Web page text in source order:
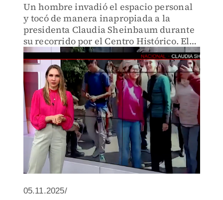
Un hombre invadió el espacio personal
y tocó de manera inapropiada a la
presidenta Claudia Sheinbaum durante
su recorrido por el Centro Histórico. El
hecho generó indignación y se espera su
pronunciamiento en la próxima
conferencia.
05.11.2025/